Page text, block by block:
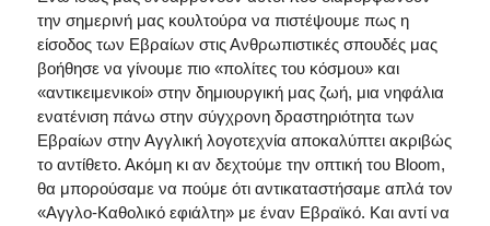
την σημερινή μας κουλτούρα να πιστέψουμε πως η
είσοδος των Εβραίων στις Ανθρωπιστικές σπουδές μας
βοήθησε να γίνουμε πιο «πολίτες του κόσμου» και
«αντικειμενικοί» στην δημιουργική μας ζωή, μια νηφάλια
ενατένιση πάνω στην σύγχρονη δραστηριότητα των
Εβραίων στην Αγγλική λογοτεχνία αποκαλύπτει ακριβώς
το αντίθετο. Ακόμη κι αν δεχτούμε την οπτική του Bloom,
θα μπορούσαμε να πούμε ότι αντικαταστήσαμε απλά τον
«Αγγλο-Καθολικό εφιάλτη» με έναν Εβραϊκό. Και αντί να